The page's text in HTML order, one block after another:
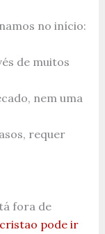
no início:
de muitos
nem uma
requer
fora de
cristao pode ir